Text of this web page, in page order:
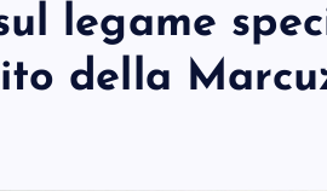
legame
della